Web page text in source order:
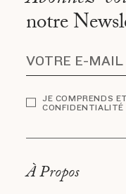
notre
JE COMPRENDS
CONFIDENTIALITÉ
À Propos